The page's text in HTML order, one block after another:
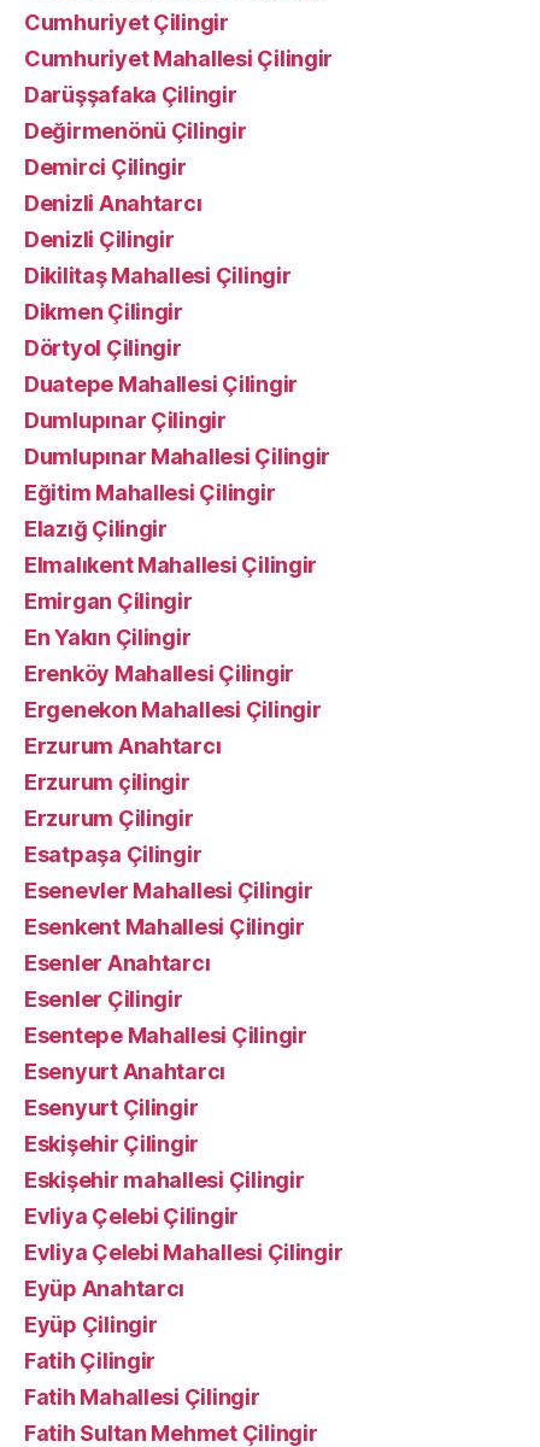
Cumhuriyet Çilingir
Cumhuriyet Mahallesi Çilingir
Darüşşafaka Çilingir
Değirmenönü Çilingir
Demirci Çilingir
Denizli Anahtarcı
Denizli Çilingir
Dikilitaş Mahallesi Çilingir
Dikmen Çilingir
Dörtyol Çilingir
Duatepe Mahallesi Çilingir
Dumlupınar Çilingir
Dumlupınar Mahallesi Çilingir
Eğitim Mahallesi Çilingir
Elazığ Çilingir
Elmalıkent Mahallesi Çilingir
Emirgan Çilingir
En Yakın Çilingir
Erenköy Mahallesi Çilingir
Ergenekon Mahallesi Çilingir
Erzurum Anahtarcı
Erzurum çilingir
Erzurum Çilingir
Esatpaşa Çilingir
Esenevler Mahallesi Çilingir
Esenkent Mahallesi Çilingir
Esenler Anahtarcı
Esenler Çilingir
Esentepe Mahallesi Çilingir
Esenyurt Anahtarcı
Esenyurt Çilingir
Eskişehir Çilingir
Eskişehir mahallesi Çilingir
Evliya Çelebi Çilingir
Evliya Çelebi Mahallesi Çilingir
Eyüp Anahtarcı
Eyüp Çilingir
Fatih Çilingir
Fatih Mahallesi Çilingir
Fatih Sultan Mehmet Çilingir